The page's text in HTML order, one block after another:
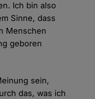
Ich bin also
Sinne, dass
Menschen
geboren
sein,
das, was ich